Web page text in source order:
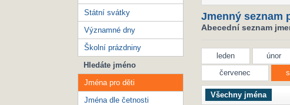
Jmenný seznam
Abecední seznam
leden únor
červenec
Všechny jména
Státní svátky
Významné dny
Školní prázdniny
Hledáte jméno
Jména pro děti
Jména dle četnosti